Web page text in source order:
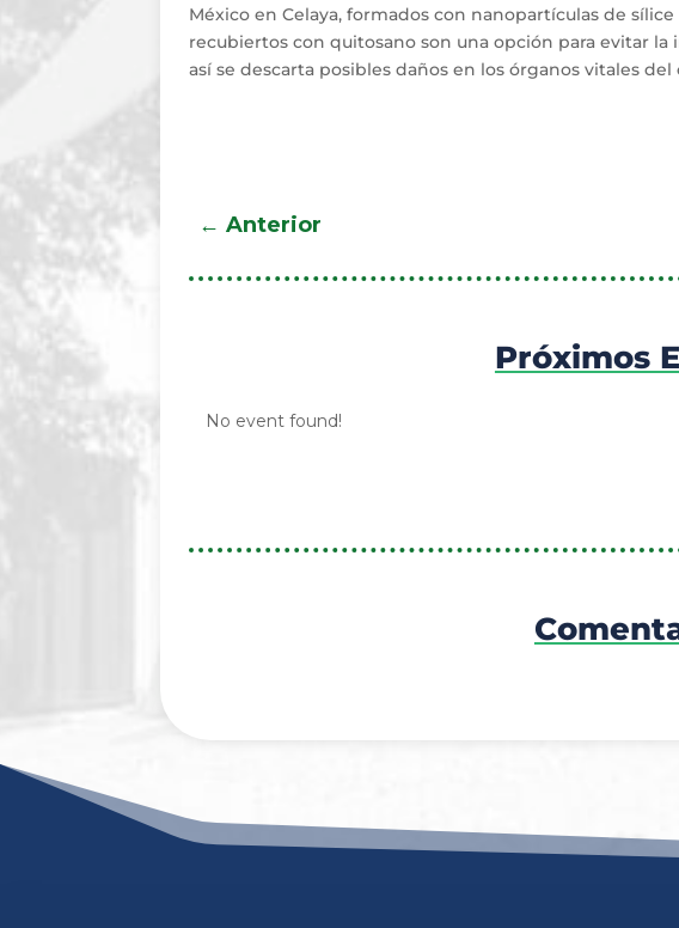
México en Celaya, formados con nanopartículas de
recubiertos con quitosano son una opción para evitar
así se descarta posibles daños en los órganos vitales
←Anterior
Próximos
No event found!